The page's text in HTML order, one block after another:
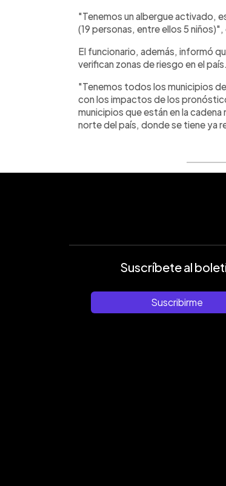
"Tenemos un albergue activado,
(19 personas, entre ellos 5
El funcionario, además, informó
verifican zonas de riesgo en el país.
"Tenemos todos los municipios
con los impactos de los
municipios que están en la
norte del país, donde se tiene ya
Suscríbete al
Suscribirme